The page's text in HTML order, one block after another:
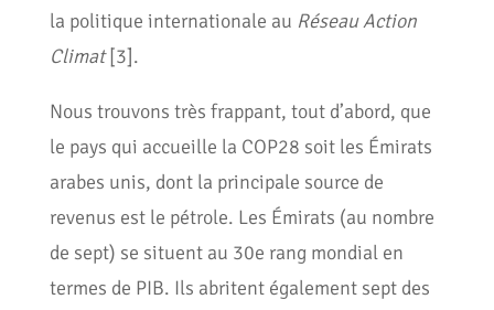
la politique internationale au Réseau Action
Climat[3].
Nous trouvons très frappant, tout d’abord, que
le pays qui accueille la COP28 soit les Émirats
arabes unis, dont la principale source de
revenus est le pétrole. Les Émirats (au nombre
de sept) se situent au 30e rang mondial en
termes de PIB. Ils abritent également sept des